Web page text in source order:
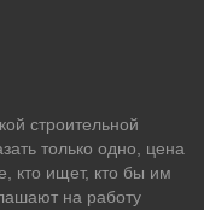
строительной
только одно, цена
кто ищет, кто бы им
на работу